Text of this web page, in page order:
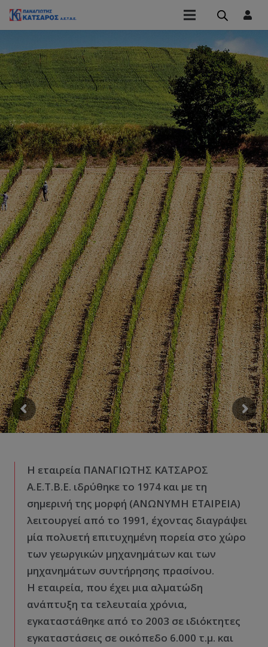
Η εταιρεία ΠΑΝΑΓΙΩΤΗΣ ΚΑΤΣΑΡΟΣ
Α.Ε.Τ.Β.Ε. ιδρύθηκε το 1974 και με τη
σημερινή της μορφή (ΑΝΩΝΥΜΗ ΕΤΑΙΡΕΙΑ)
λειτουργεί από το 1991, έχοντας διαγράψει
μία πολυετή επιτυχημένη πορεία στο χώρο
των γεωργικών μηχανημάτων και των
μηχανημάτων συντήρησης πρασίνου.
Η εταιρεία, που έχει μια αλματώδη
ανάπτυξη τα τελευταία χρόνια,
εγκαταστάθηκε από το 2003 σε ιδιόκτητες
εγκαταστάσεις σε οικόπεδο 6.000 τ.μ. και